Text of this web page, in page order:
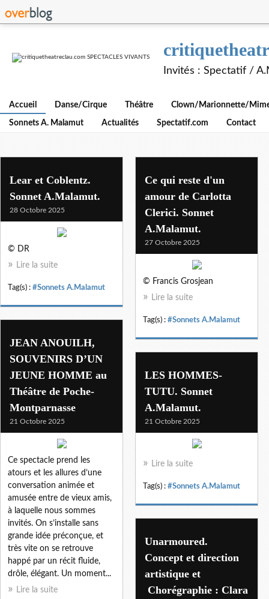
Invités : Spectatif /
Accueil Danse/Cirque Théâtre Clown/Marionnette/
Sonnets A. Malamut Actualités Spectatif.com Contact
Lear et Coblentz.
Sonnet A.Malamut.
28 Octobre 2025
© DR
Lire la suite
Tag(s) : #Sonnets A.Malamut
Ce qui reste d'un
amour de Carlotta
Clerici. Sonnet
A.Malamut.
27 Octobre 2025
© Francis Grosjean
Lire la suite
Tag(s) : #Sonnets A.Malamut
JEAN ANOUILH,
SOUVENIRS D’UN
JEUNE HOMME au
Théâtre de Poche-
Montparnasse
21 Octobre 2025
Ce spectacle prend les
atours et les allures d’une
conversation animée et
amusée entre de vieux amis,
à laquelle nous sommes
invités. On s’installe sans
grande idée préconçue, et
très vite on se retrouve
happé par un récit fluide,
drôle, élégant. Un moment...
Lire la suite
LES HOMMES-
TUTU. Sonnet
A.Malamut.
21 Octobre 2025
Lire la suite
Tag(s) : #Sonnets A.Malamut
Unarmoured.
Concept et direction
artistique et
Chorégraphie : Clara